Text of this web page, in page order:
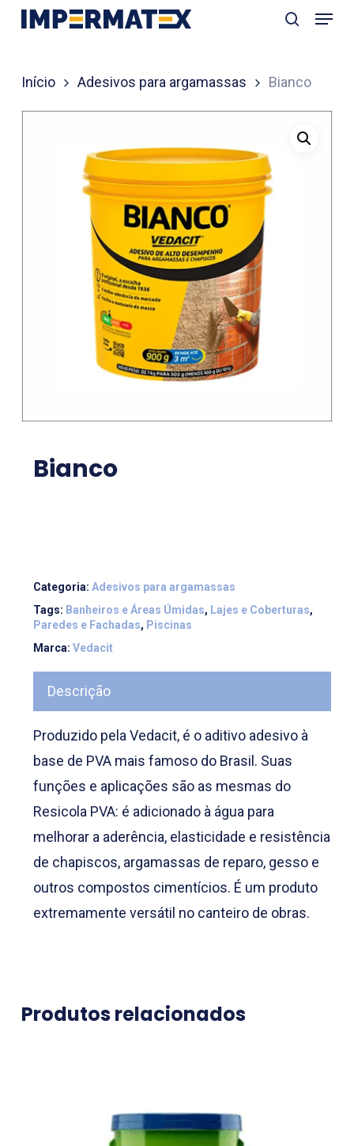
Skip
content
Menu
Início Adesivos para argamassas Bianco
Bianco
Categoria: Adesivos para argamassas
Tags: Banheiros e Áreas Úmidas, Lajes e Coberturas,
Paredes e Fachadas, Piscinas
Marca: Vedacit
Descrição
Produzido pela Vedacit, é o aditivo adesivo à
base de PVA mais famoso do Brasil. Suas
funções e aplicações são as mesmas do
Resicola PVA: é adicionado à água para
melhorar a aderência, elasticidade e resistência
de chapiscos, argamassas de reparo, gesso e
outros compostos cimentícios. É um produto
extremamente versátil no canteiro de obras.
Produtos relacionados